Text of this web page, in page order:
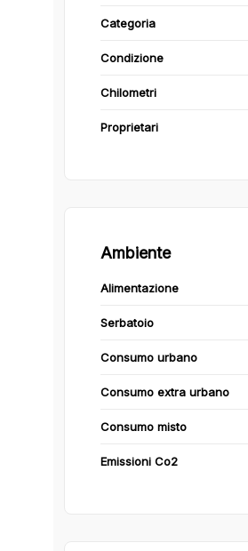
Categoria
Condizione
Chilometri
Proprietari
Ambiente
Alimentazione
Serbatoio
Consumo urbano
Consumo extra urbano
Consumo misto
Emissioni Co2